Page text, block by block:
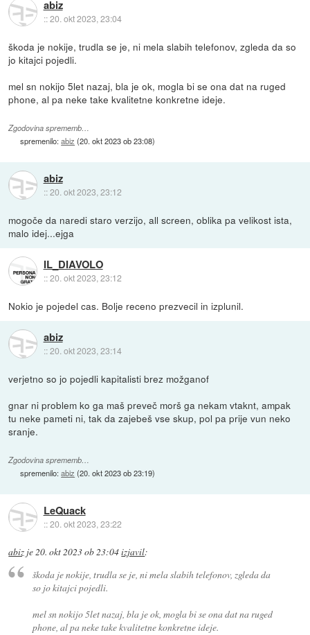
abiz
::20. okt 2023, 23:04
škoda je nokije, trudla se je, ni mela slabih telefonov, zgleda da so
jo kitajci pojedli.
mel sn nokijo 5let nazaj, bla je ok, mogla bi se ona dat na ruged
phone, al pa neke take kvalitetne konkretne ideje.
Zgodovina sprememb…
spremenilo:abiz (20. okt 2023 ob 23:08)
abiz
::20. okt 2023, 23:12
mogoče da naredi staro verzijo, all screen, oblika pa velikost ista,
malo idej...ejga
IL_DIAVOLO
::20. okt 2023, 23:12
Nokio je pojedel cas. Bolje receno prezvecil in izplunil.
abiz
::20. okt 2023, 23:14
verjetno so jo pojedli kapitalisti brez možganof
gnar ni problem ko ga maš preveč morš ga nekam vtaknt, ampak
tu neke pameti ni, tak da zajebeš vse skup, pol pa prije vun neko
sranje.
Zgodovina sprememb…
spremenilo:abiz (20. okt 2023 ob 23:19)
LeQuack
::20. okt 2023, 23:22
abiz je20. okt 2023 ob 23:04izjavil:
škoda je nokije, trudla se je, ni mela slabih telefonov, zgleda da
so jo kitajci pojedli.
mel sn nokijo 5let nazaj, bla je ok, mogla bi se ona dat na ruged
phone, al pa neke take kvalitetne konkretne ideje.